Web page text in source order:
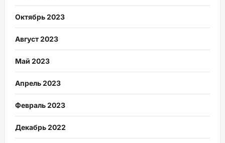
Октябрь 2023
Август 2023
Май 2023
Апрель 2023
Февраль 2023
Декабрь 2022